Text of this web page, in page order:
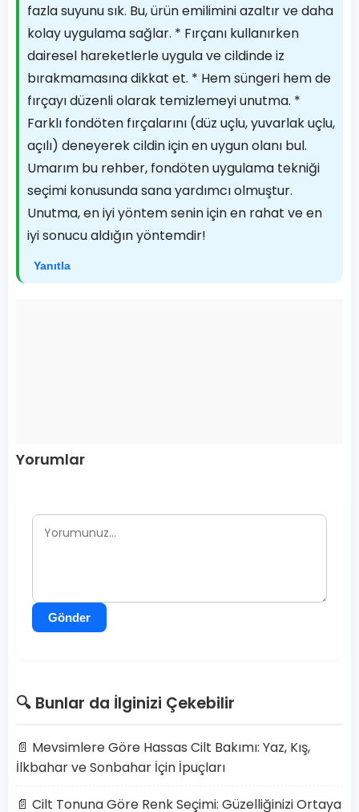
fazla suyunu sık. Bu, ürün emilimini azaltır ve daha
kolay uygulama sağlar. * Fırçanı kullanırken
dairesel hareketlerle uygula ve cildinde iz
bırakmamasına dikkat et. * Hem süngeri hem de
fırçayı düzenli olarak temizlemeyi unutma. *
Farklı fondöten fırçalarını (düz uçlu, yuvarlak uçlu,
açılı) deneyerek cildin için en uygun olanı bul.
Umarım bu rehber, fondöten uygulama tekniği
seçimi konusunda sana yardımcı olmuştur.
Unutma, en iyi yöntem senin için en rahat ve en
iyi sonucu aldığın yöntemdir!
Yanıtla
Yorumlar
Gönder
🔍 Bunlar da İlginizi Çekebilir
📄 Mevsimlere Göre Hassas Cilt Bakımı: Yaz, Kış,
İlkbahar ve Sonbahar İçin İpuçları
📄 Cilt Tonuna Göre Renk Seçimi: Güzelliğinizi Ortaya